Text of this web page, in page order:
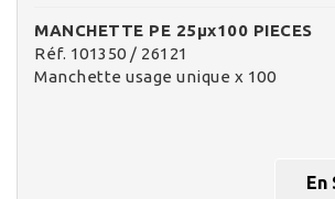
MANCHETTE PE 25µx100 PIECES
Réf. 101350 / 26121
Manchette usage unique x 100
En